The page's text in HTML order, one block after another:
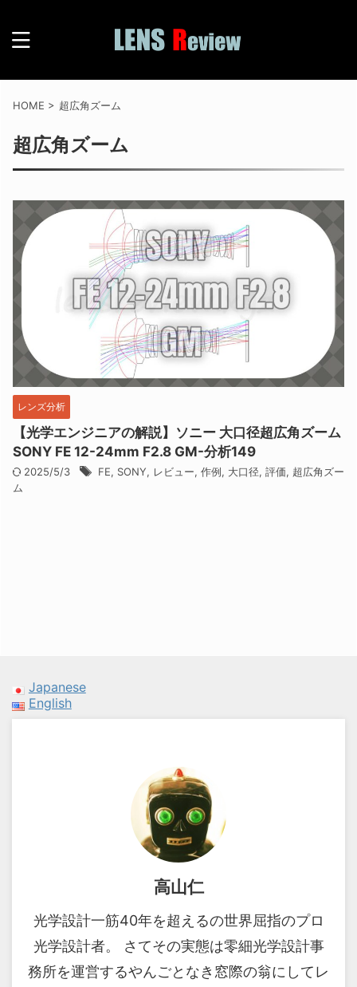
HOME > 超広角ズーム
超広角ズーム
レンズ分析
【光学エンジニアの解説】ソニー 大口径超広角ズーム
SONY FE 12-24mm F2.8 GM-分析149
2025/5/3 FE, SONY, レビュー, 作例, 大口径, 評価, 超広角ズー
ム
Japanese
English
高山仁
光学設計一筋40年を超えるの世界屈指のプロ
光学設計者。 さてその実態は零細光学設計事
務所を運営するやんごとなき窓際の翁にしてレ